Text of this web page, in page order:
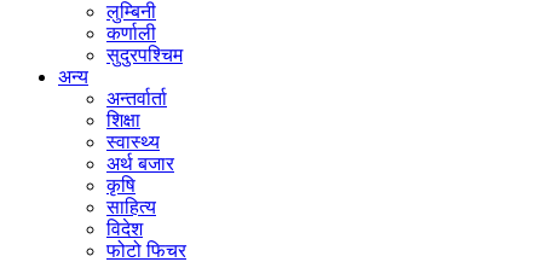
लुम्बिनी
कर्णाली
सुदुरपश्चिम
अन्य
अन्तर्वार्ता
शिक्षा
स्वास्थ्य
अर्थ बजार
कृषि
साहित्य
विदेश
फोटो फिचर